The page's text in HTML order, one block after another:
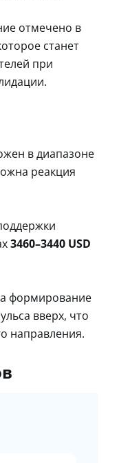
отмечено в
станет
при
в диапазоне
реакция
3460–3440 USD
формирование
вверх, что
направления.